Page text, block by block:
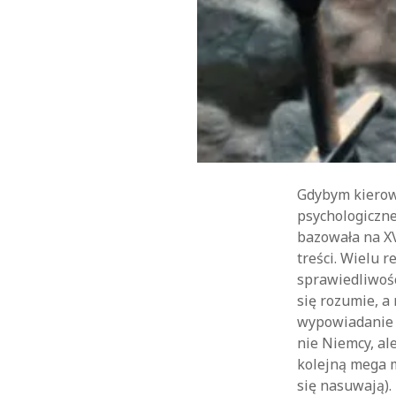
Gdybym
bazowała na
treści. Wielu
się rozumie, a
wypowiadanie
nie Niemcy,
kolejną mega
się nasuwają).